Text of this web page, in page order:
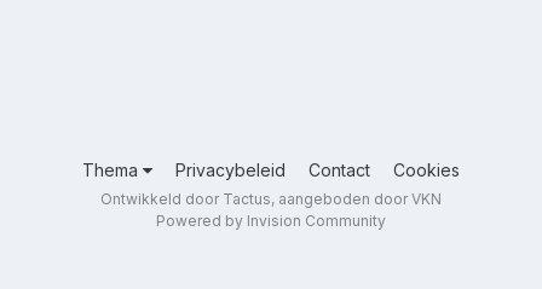
Thema Privacybeleid Contact Cookies
Ontwikkeld door Tactus, aangeboden door VKN
Powered by Invision Community